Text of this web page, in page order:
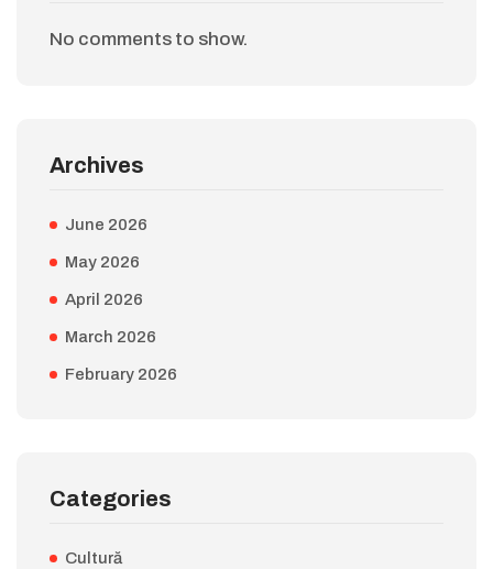
No comments to show.
Archives
June 2026
May 2026
April 2026
March 2026
February 2026
Categories
Cultură